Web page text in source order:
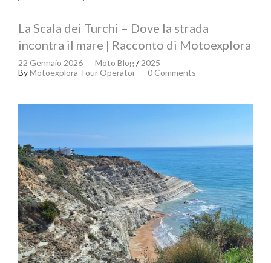
La Scala dei Turchi – Dove la strada
incontra il mare | Racconto di Motoexplora
22 Gennaio 2026 Moto Blog/2025
ByMotoexplora Tour Operator 0 Comments